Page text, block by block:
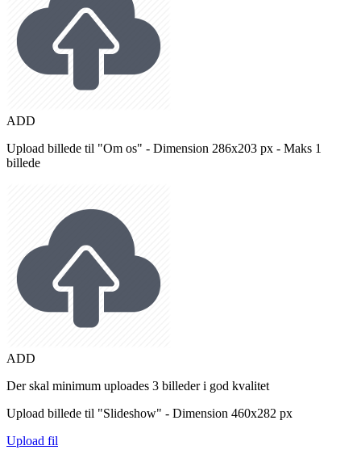
ADD
Upload billede til "Om os" - Dimension 286x203 px - Maks 1
billede
ADD
Der skal minimum uploades 3 billeder i god kvalitet
Upload billede til "Slideshow" - Dimension 460x282 px
Upload fil